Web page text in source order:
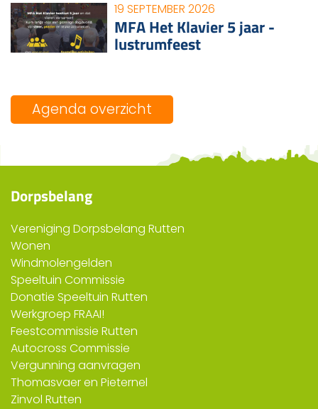
19 SEPTEMBER 2026
MFA Het Klavier 5 jaar -
lustrumfeest
Agenda overzicht
Dorpsbelang
Vereniging Dorpsbelang Rutten
Wonen
Windmolengelden
Speeltuin Commissie
Donatie Speeltuin Rutten
Werkgroep FRAAI!
Feestcommissie Rutten
Autocross Commissie
Vergunning aanvragen
Thomasvaer en Pieternel
Zinvol Rutten